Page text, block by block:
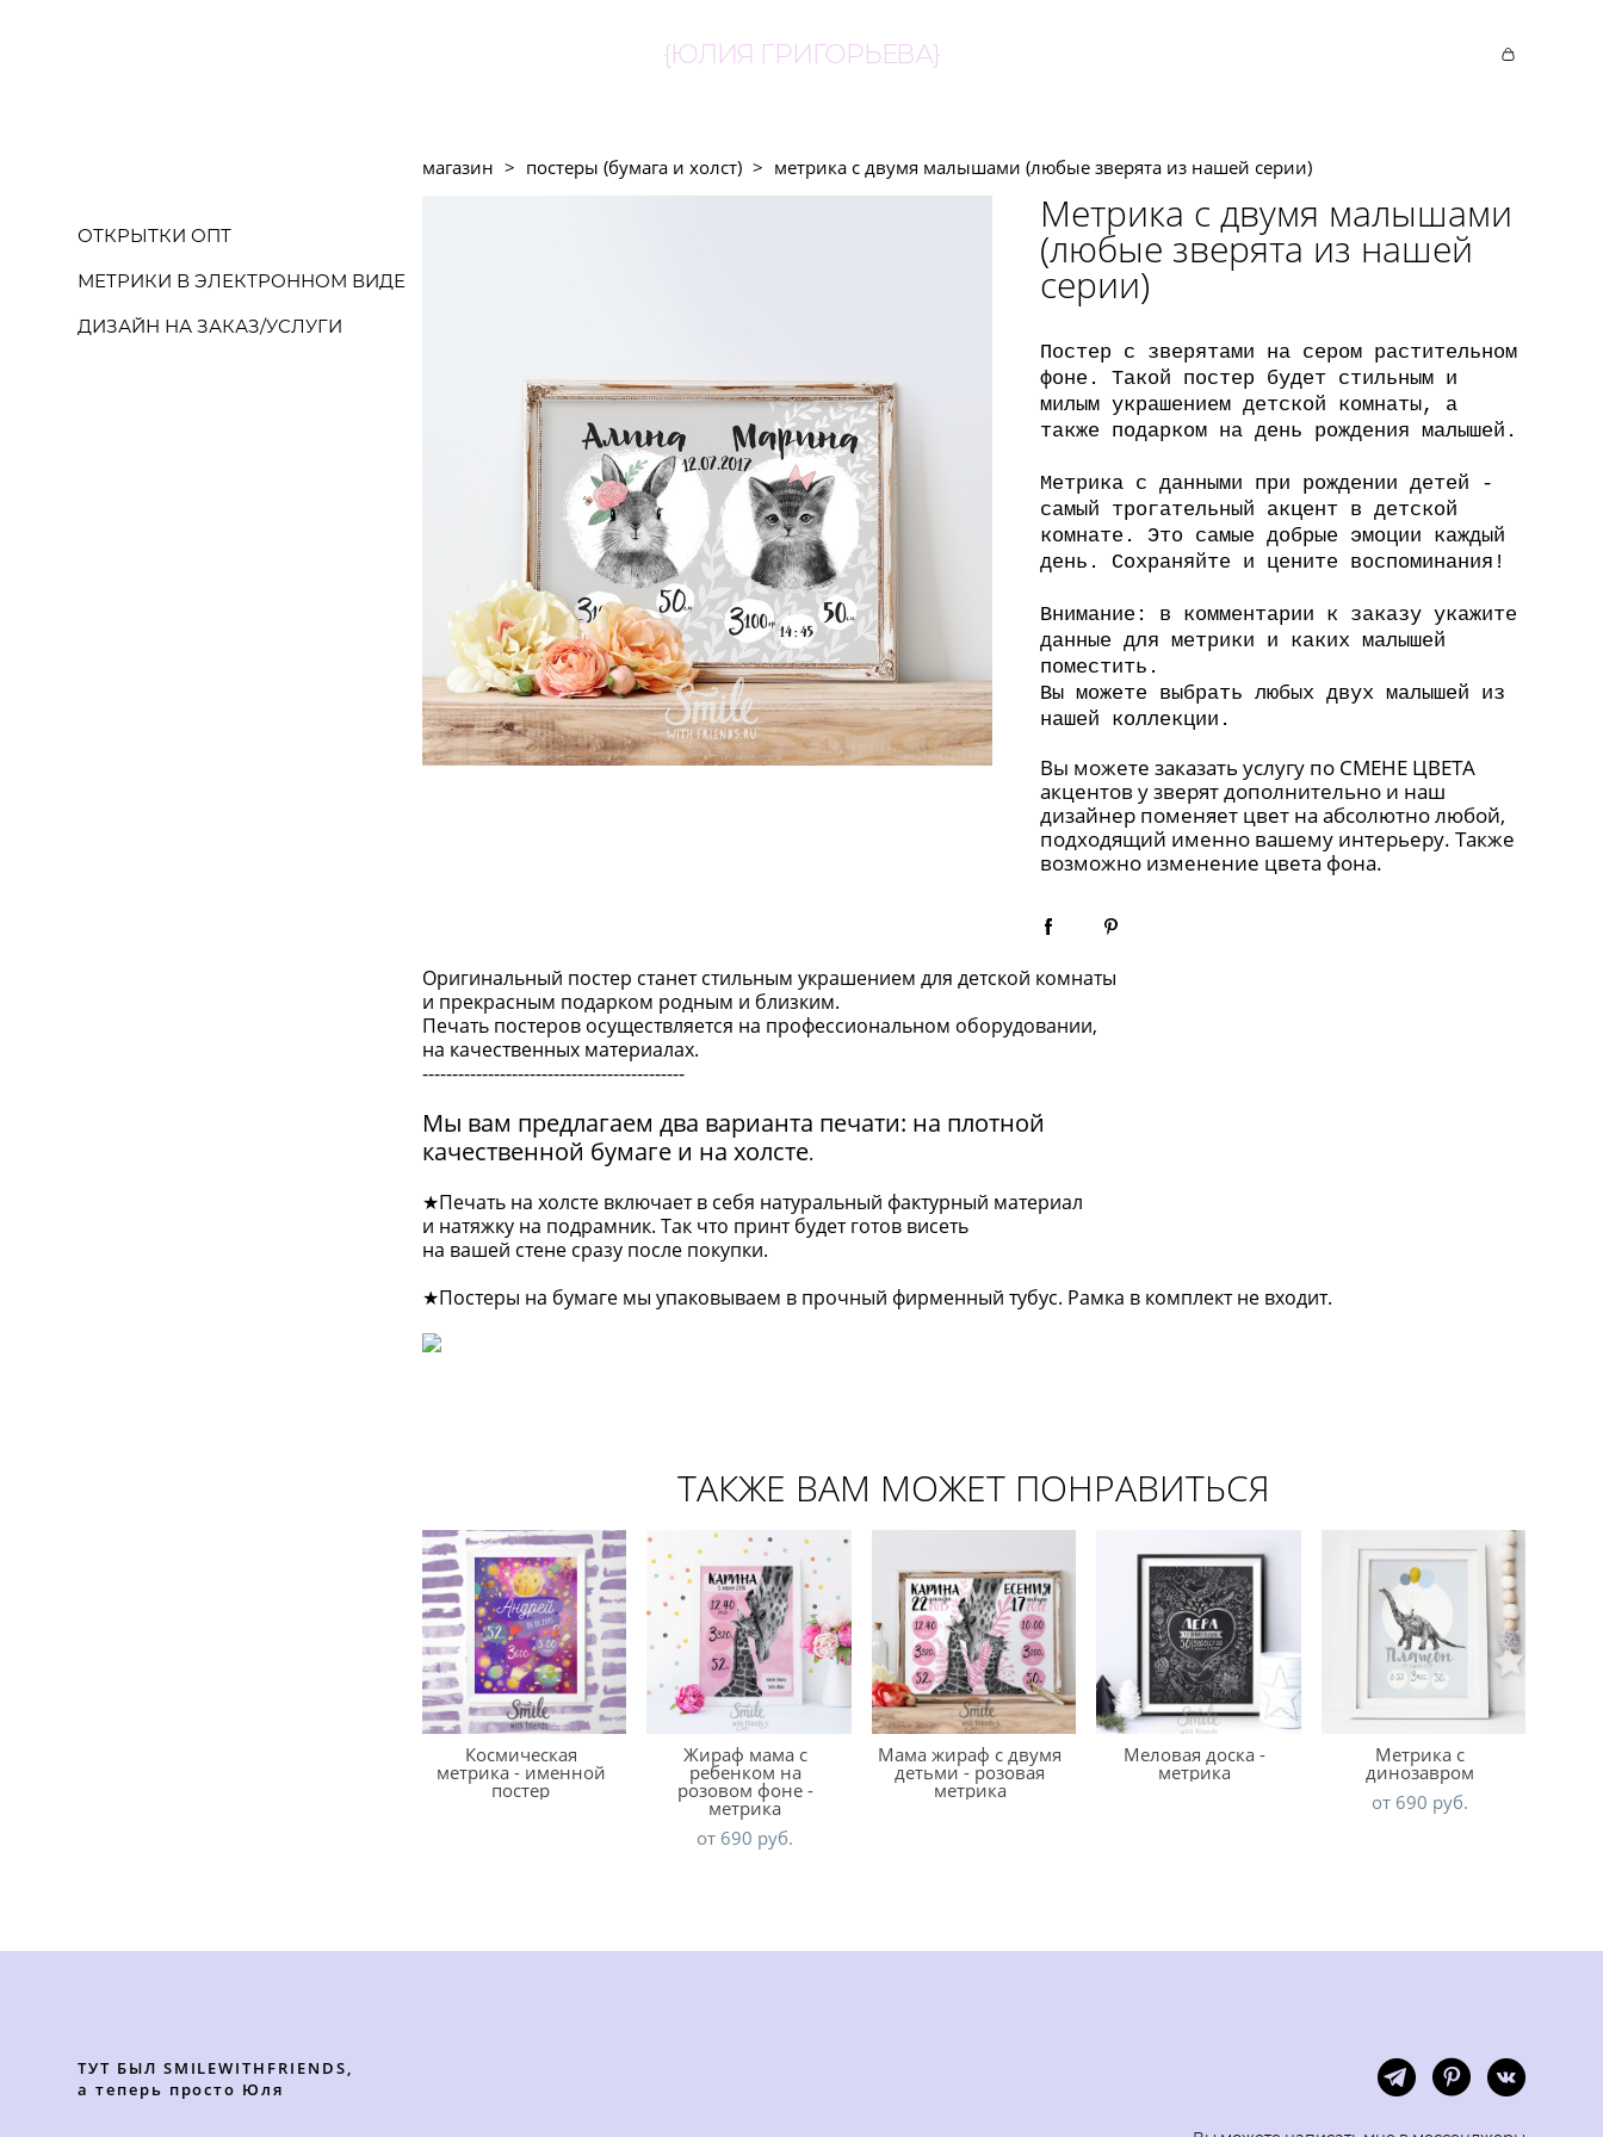
{ЮЛИЯ ГРИГОРЬЕВА}
ОТКРЫТКИ ОПТ
МЕТРИКИ В ЭЛЕКТРОННОМ ВИДЕ
ДИЗАЙН НА ЗАКАЗ/УСЛУГИ
магазин > постеры (бумага и холст) > метрика с двумя малышами (любые зверята из нашей серии)
Метрика с двумя малышами
(любые зверята из нашей
серии)
Постер с зверятами на сером растительном
фоне. Такой постер будет стильным и
милым украшением детской комнаты, а
также подарком на день рождения малышей.
Метрика с данными при рождении детей -
самый трогательный акцент в детской
комнате. Это самые добрые эмоции каждый
день. Сохраняйте и цените воспоминания!
Внимание: в комментарии к заказу укажите
данные для метрики и каких малышей
поместить.
Вы можете выбрать любых двух малышей из
нашей коллекции.
Вы можете заказать услугу по СМЕНЕ ЦВЕТА
акцентов у зверят дополнительно и наш
дизайнер поменяет цвет на абсолютно любой,
подходящий именно вашему интерьеру. Также
возможно изменение цвета фона.
Оригинальный постер станет стильным украшением для детской комнаты
и прекрасным подарком родным и близким.
Печать постеров осуществляется на профессиональном оборудовании,
на качественных материалах.
--------------------------------------------
Мы вам предлагаем два варианта печати: на плотной
качественной бумаге и на холсте.
★Печать на холсте включает в себя натуральный фактурный материал
и натяжку на подрамник. Так что принт будет готов висеть
на вашей стене сразу после покупки.
★Постеры на бумаге мы упаковываем в прочный фирменный тубус. Рамка в комплект не входит.
ТАКЖЕ ВАМ МОЖЕТ ПОНРАВИТЬСЯ
Космическая
метрика - именной
постер
Жираф мама с
ребенком на
розовом фоне -
метрика
от 690 pуб.
Мама жираф с двумя
детьми - розовая
метрика
Меловая доска -
метрика
Метрика c
динозавром
от 690 pуб.
ТУТ БЫЛ SMILEWITHFRIENDS,
а теперь просто Юля